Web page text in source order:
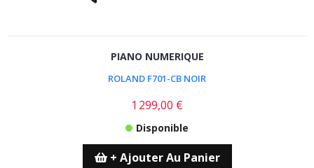
PIANO NUMERIQUE
ROLAND F701-CB NOIR
1 299,00 €
Disponible
+ Ajouter Au Panier